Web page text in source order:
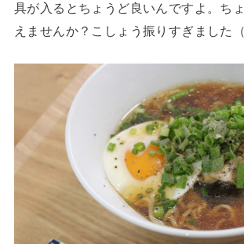
具が入るとちょうど良いんですよ。ち
えませんか？こしょう振りすぎました（